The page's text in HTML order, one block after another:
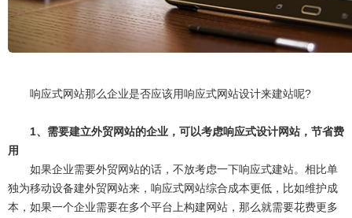
响应式网站那么企业是否应该用响应式网站设计来建站呢?
1、需要建立外贸网站的企业，可以考虑响应式设计网站，节省费
用
如果企业需要外贸网站的话，不放考虑一下响应式建站。相比单
独为移动设备建外贸网站来，响应式网站综合成本更低，比如维护成
本，如果一个企业需要在多个平台上构建网站，那么就需要花费更多